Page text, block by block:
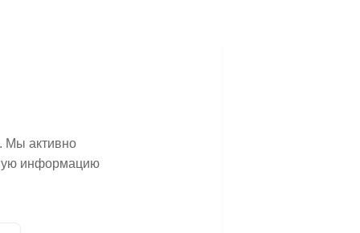
Мы активно
информацию